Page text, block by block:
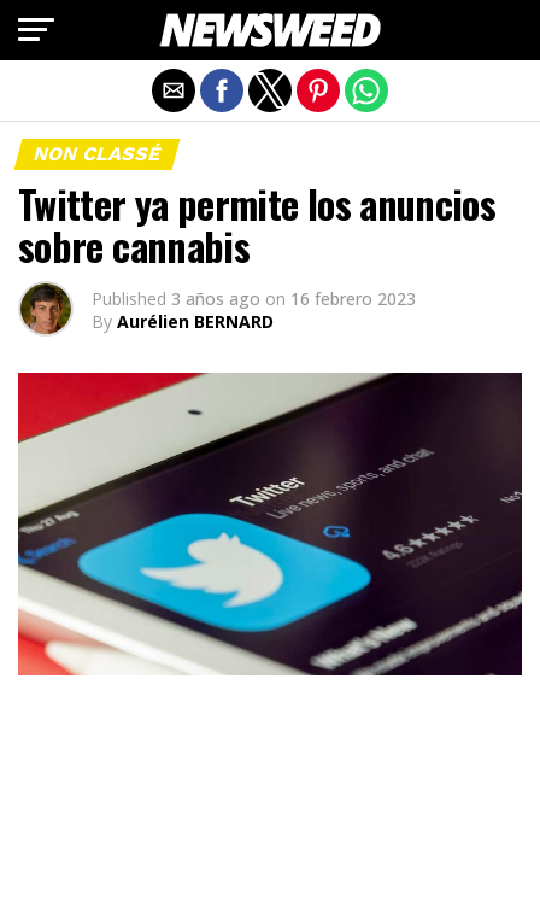
NON CLASSÉ
Twitter ya permite los anuncios
sobre cannabis
Published 3 años ago on 16 febrero 2023
By Aurélien BERNARD
Salir de la versión móvil